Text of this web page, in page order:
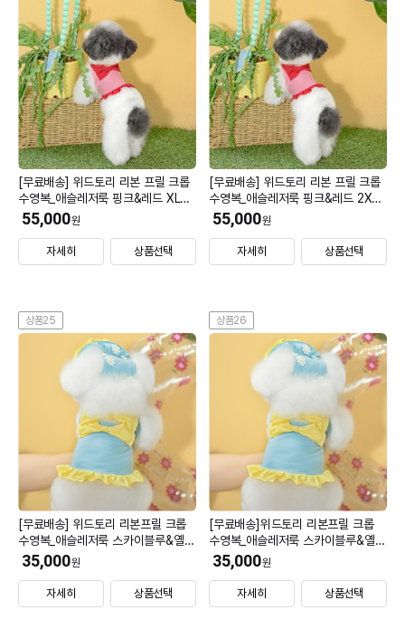
[무료배송] 위드토리 리본 프릴 크롭
수영복_애슬레저룩 핑크&레드 XL
(모자 L)
55,000원
자세히 상품선택
[무료배송] 위드토리 리본 프릴 크롭
수영복_애슬레저룩 핑크&레드 2XL
(모자 L)
55,000원
자세히 상품선택
상품25
[무료배송] 위드토리 리본프릴 크롭
수영복_애슬레저룩 스카이블루&옐로
우 S (모자 미선택)
35,000원
자세히 상품선택
상품26
[무료배송]위드토리 리본프릴 크롭
수영복_애슬레저룩 스카이블루&옐로
우 SM (모자 미선택)
35,000원
자세히 상품선택